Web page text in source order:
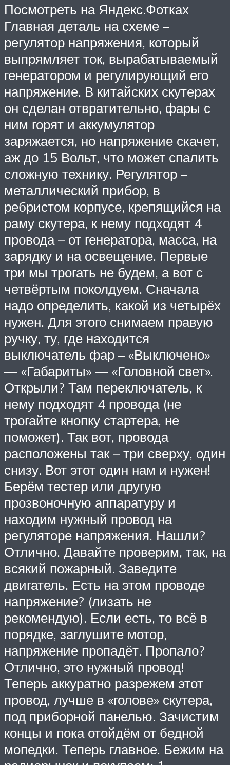
Посмотреть на Яндекс.Фотках
Главная деталь на схеме –
регулятор напряжения, который
выпрямляет ток, вырабатываемый
генератором и регулирующий его
напряжение. В китайских скутерах
он сделан отвратительно, фары с
ним горят и аккумулятор
заряжается, но напряжение скачет,
аж до 15 Вольт, что может спалить
сложную технику. Регулятор –
металлический прибор, в
ребристом корпусе, крепящийся на
раму скутера, к нему подходят 4
провода – от генератора, масса, на
зарядку и на освещение. Первые
три мы трогать не будем, а вот с
четвёртым поколдуем. Сначала
надо определить, какой из четырёх
нужен. Для этого снимаем правую
ручку, ту, где находится
выключатель фар – «Выключено»
— «Габариты» — «Головной свет».
Открыли? Там переключатель, к
нему подходят 4 провода (не
трогайте кнопку стартера, не
поможет). Так вот, провода
расположены так – три сверху, один
снизу. Вот этот один нам и нужен!
Берём тестер или другую
прозвоночную аппаратуру и
находим нужный провод на
регуляторе напряжения. Нашли?
Отлично. Давайте проверим, так, на
всякий пожарный. Заведите
двигатель. Есть на этом проводе
напряжение? (лизать не
рекомендую). Если есть, то всё в
порядке, заглушите мотор,
напряжение пропадёт. Пропало?
Отлично, это нужный провод!
Теперь аккуратно разрежем этот
провод, лучше в «голове» скутера,
под приборной панелью. Зачистим
концы и пока отойдём от бедной
мопедки. Теперь главное. Бежим на